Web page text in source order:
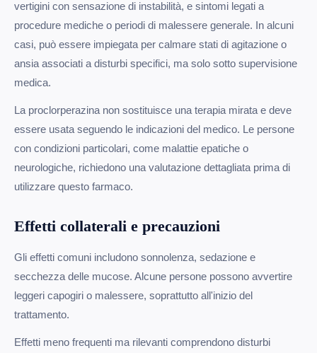
vertigini con sensazione di instabilità, e sintomi legati a
procedure mediche o periodi di malessere generale. In alcuni
casi, può essere impiegata per calmare stati di agitazione o
ansia associati a disturbi specifici, ma solo sotto supervisione
medica.
La proclorperazina non sostituisce una terapia mirata e deve
essere usata seguendo le indicazioni del medico. Le persone
con condizioni particolari, come malattie epatiche o
neurologiche, richiedono una valutazione dettagliata prima di
utilizzare questo farmaco.
Effetti collaterali e precauzioni
Gli effetti comuni includono sonnolenza, sedazione e
secchezza delle mucose. Alcune persone possono avvertire
leggeri capogiri o malessere, soprattutto all'inizio del
trattamento.
Effetti meno frequenti ma rilevanti comprendono disturbi